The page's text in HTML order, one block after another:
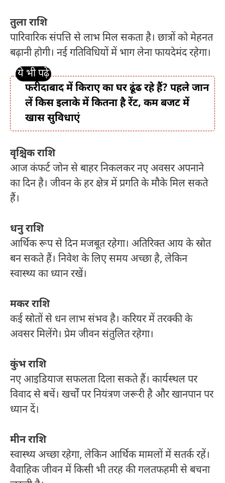
तुला राशि
पारिवारिक संपत्ति से लाभ मिल सकता है। छात्रों को मेहनत
बढ़ानी होगी। नई गतिविधियों में भाग लेना फायदेमंद रहेगा।
फरीदाबाद में किराए का घर ढूंढ रहे हैं? पहले जान
लें किस इलाके में कितना है रेंट, कम बजट में
खास सुविधाएं
वृश्चिक राशि
आज कंफर्ट जोन से बाहर निकलकर नए अवसर अपनाने
का दिन है। जीवन के हर क्षेत्र में प्रगति के मौके मिल सकते
हैं।
धनु राशि
आर्थिक रूप से दिन मजबूत रहेगा। अतिरिक्त आय के स्रोत
बन सकते हैं। निवेश के लिए समय अच्छा है, लेकिन
स्वास्थ्य का ध्यान रखें।
मकर राशि
कई स्रोतों से धन लाभ संभव है। करियर में तरक्की के
अवसर मिलेंगे। प्रेम जीवन संतुलित रहेगा।
कुंभ राशि
नए आइडियाज सफलता दिला सकते हैं। कार्यस्थल पर
विवाद से बचें। खर्चों पर नियंत्रण जरूरी है और खानपान पर
ध्यान दें।
मीन राशि
स्वास्थ्य अच्छा रहेगा, लेकिन आर्थिक मामलों में सतर्क रहें।
वैवाहिक जीवन में किसी भी तरह की गलतफहमी से बचना